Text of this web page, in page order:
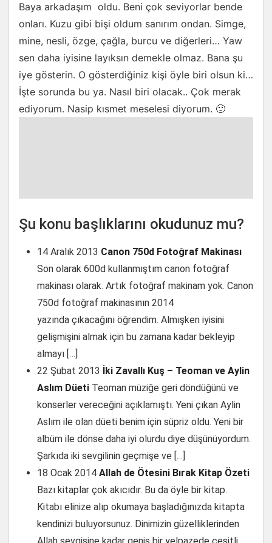
Baya arkadaşım oldu. Beni çok seviyorlar bende
onları. Kuzu gibi bişi oldum sanırım ondan. Simge,
mine, nesli, özge, çağla, burcu ve diğerleri… Yaw
sen daha iyisine layıksın demekle olmaz. Bana şu
iye gösterin. O gösterdiğiniz kişi öyle biri olsun ki…
İşte sorunda bu ya. Nasıl biri olacak.. Çok merak
ediyorum. Nasip kısmet meselesi diyorum. 🙁
Şu konu başlıklarını okudunuz mu?
14 Aralık 2013 Canon 750d Fotoğraf Makinası
Son olarak 600d kullanmıştım canon fotoğraf
makinası olarak. Artık fotoğraf makinam yok. Canon
750d fotoğraf makinasının 2014
yazında çıkacağını öğrendim. Almışken iyisini
gelişmişini almak için bu zamana kadar bekleyip
almayı […]
22 Şubat 2013 İki Zavallı Kuş – Teoman ve Aylin
Aslım Düeti Teoman müziğe geri döndüğünü ve
konserler vereceğini açıklamıştı. Yeni çıkan Aylin
Aslım ile olan düeti benim için süpriz oldu. Yeni bir
albüm ile dönse daha iyi olurdu diye düşünüyordum.
Şarkıda iki sevgilinin geçmişe ve […]
18 Ocak 2014 Allah de Ötesini Bırak Kitap Özeti
Bazı kitaplar çok akıcıdır. Bu da öyle bir kitap.
Kitabı elinize alıp okumaya başladığınızda kitapta
kendinizi buluyorsunuz. Dinimizin güzelliklerinden